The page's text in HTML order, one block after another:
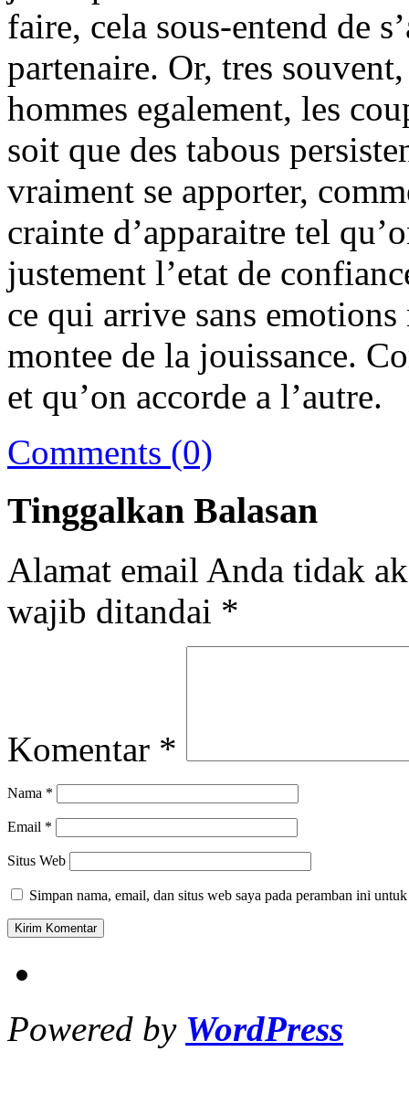
faire, cela sous-entend de
partenaire. Or, tres
hommes egalement, les
soit que des tabous
vraiment se apporter,
crainte d’apparaitre tel
justement l’etat de
ce qui arrive sans
montee de la jouissance.
et qu’on accorde a l’autre.
Comments (0)
Tinggalkan Balasan
Alamat email Anda tidak
wajib ditandai *
Komentar *
Nama *
Email *
Situs Web
Simpan nama, email, dan situs web saya pada peramban ini
Powered by WordPress